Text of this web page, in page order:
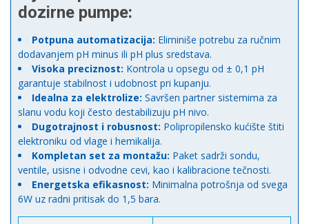
dozirne pumpe:
Potpuna automatizacija: Eliminiše potrebu za ručnim
dodavanjem pH minus ili pH plus sredstava.
Visoka preciznost: Kontrola u opsegu od ± 0,1 pH
garantuje stabilnost i udobnost pri kupanju.
Idealna za elektrolize: Savršen partner sistemima za
slanu vodu koji često destabilizuju pH nivo.
Dugotrajnost i robusnost: Polipropilensko kućište štiti
elektroniku od vlage i hemikalija.
Kompletan set za montažu: Paket sadrži sondu,
ventile, usisne i odvodne cevi, kao i kalibracione tečnosti.
Energetska efikasnost: Minimalna potrošnja od svega
6W uz radni pritisak do 1,5 bara.